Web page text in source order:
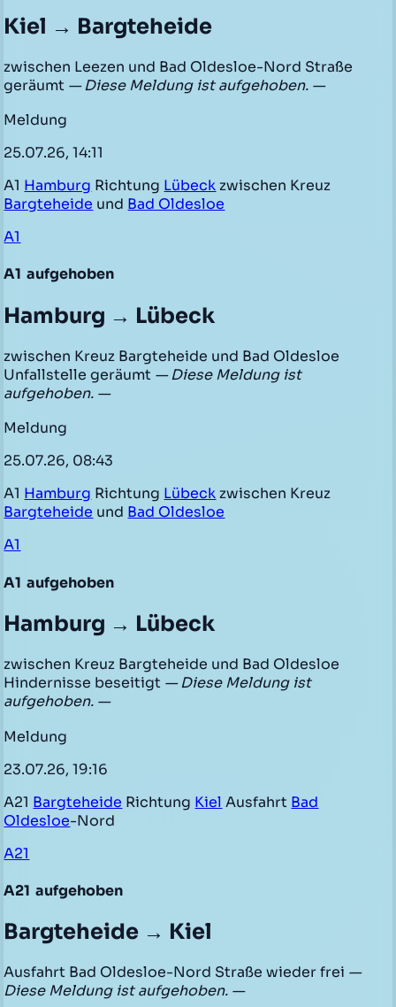
Kiel → Bargteheide
zwischen Leezen und Bad Oldesloe-Nord Straße
geräumt — Diese Meldung ist aufgehoben. —
Meldung
25.07.26, 14:11
A1 Hamburg Richtung Lübeck zwischen Kreuz
Bargteheide und Bad Oldesloe
A1
A1 aufgehoben
Hamburg → Lübeck
zwischen Kreuz Bargteheide und Bad Oldesloe
Unfallstelle geräumt — Diese Meldung ist
aufgehoben. —
Meldung
25.07.26, 08:43
A1 Hamburg Richtung Lübeck zwischen Kreuz
Bargteheide und Bad Oldesloe
A1
A1 aufgehoben
Hamburg → Lübeck
zwischen Kreuz Bargteheide und Bad Oldesloe
Hindernisse beseitigt — Diese Meldung ist
aufgehoben. —
Meldung
23.07.26, 19:16
A21 Bargteheide Richtung Kiel Ausfahrt Bad
Oldesloe-Nord
A21
A21 aufgehoben
Bargteheide → Kiel
Ausfahrt Bad Oldesloe-Nord Straße wieder frei —
Diese Meldung ist aufgehoben. —